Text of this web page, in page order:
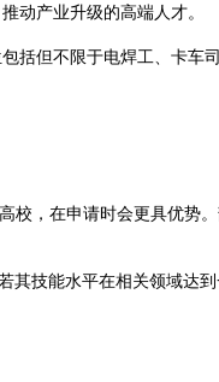
动产业升级的高端人才。​
但不限于电焊工、卡车
，在申请时会更具优势
能水平在相关领域达